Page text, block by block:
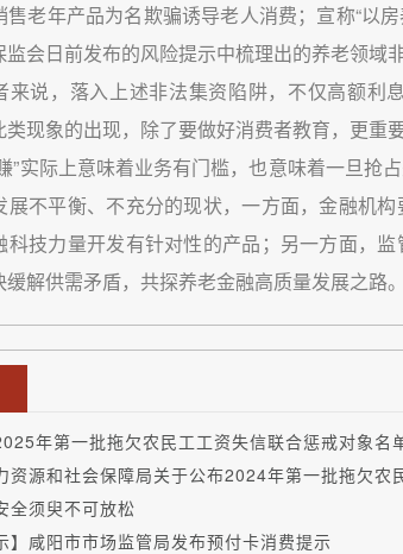
售老年产品为名欺骗诱导老人消费；宣称“以
会日前发布的风险提示中梳理出的养老领域
来说，落入上述非法集资陷阱，不仅高额利
现象的出现，除了要做好消费者教育，更重要
”实际上意味着业务有门槛，也意味着一旦抢
展不平衡、不充分的现状，一方面，金融机
科技力量开发有针对性的产品；另一方面，
解供需矛盾，共探养老金融高质量发展之路。
年第一批拖欠农民工工资失信联合惩戒对象名
全须臾不可放松
】咸阳市市场监管局发布预付卡消费提示